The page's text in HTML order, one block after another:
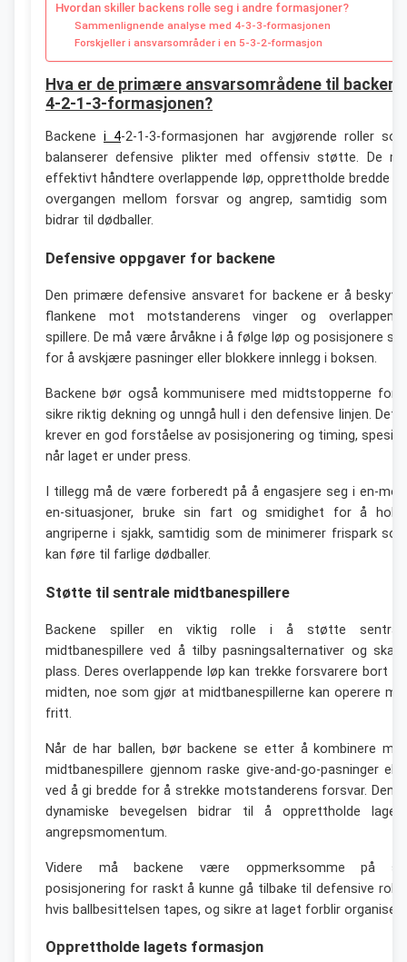
Hvordan skiller backens rolle seg i andre formasjoner?
Sammenlignende analyse med 4-3-3-formasjonen
Forskjeller i ansvarsområder i en 5-3-2-formasjon
Hva er de primære ansvarsområdene til
4-2-1-3-formasjonen?
Backene i 4-2-1-3-formasjonen har avgjørende roller
balanserer defensive plikter med offensiv støtte. De
effektivt håndtere overlappende løp, opprettholde bredde
overgangen mellom forsvar og angrep, samtidig som
bidrar til dødballer.
Defensive oppgaver for backene
Den primære defensive ansvaret for backene er å
flankene mot motstanderens vinger og
spillere. De må være årvåkne i å følge løp og posisjonere
for å avskjære pasninger eller blokkere innlegg i boksen.
Backene bør også kommunisere med midtstopperne for
sikre riktig dekning og unngå hull i den defensive linjen.
krever en god forståelse av posisjonering og timing,
når laget er under press.
I tillegg må de være forberedt på å engasjere seg i en-
en-situasjoner, bruke sin fart og smidighet for å
angriperne i sjakk, samtidig som de minimerer frispark
kan føre til farlige dødballer.
Støtte til sentrale midtbanespillere
Backene spiller en viktig rolle i å støtte
midtbanespillere ved å tilby pasningsalternativer og
plass. Deres overlappende løp kan trekke forsvarere bort
midten, noe som gjør at midtbanespillerne kan operere
fritt.
Når de har ballen, bør backene se etter å kombinere
midtbanespillere gjennom raske give-and-go-pasninger
ved å gi bredde for å strekke motstanderens forsvar.
dynamiske bevegelsen bidrar til å opprettholde
angrepsmomentum.
Videre må backene være oppmerksomme på
posisjonering for raskt å kunne gå tilbake til defensive
hvis ballbesittelsen tapes, og sikre at laget forblir
Opprettholde lagets formasjon